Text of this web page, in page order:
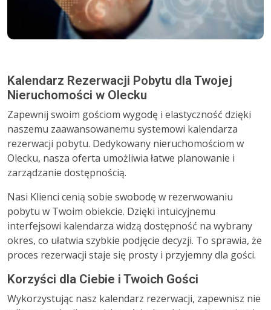
Kalendarz Rezerwacji Pobytu dla Twojej
Nieruchomości w Olecku
Zapewnij swoim gościom wygodę i elastyczność dzięki
naszemu zaawansowanemu systemowi kalendarza
rezerwacji pobytu. Dedykowany nieruchomościom w
Olecku, nasza oferta umożliwia łatwe planowanie i
zarządzanie dostępnością.
Nasi Klienci cenią sobie swobodę w rezerwowaniu
pobytu w Twoim obiekcie. Dzięki intuicyjnemu
interfejsowi kalendarza widzą dostępność na wybrany
okres, co ułatwia szybkie podjęcie decyzji. To sprawia, że
proces rezerwacji staje się prosty i przyjemny dla gości.
Korzyści dla Ciebie i Twoich Gości
Wykorzystując nasz kalendarz rezerwacji, zapewnisz nie